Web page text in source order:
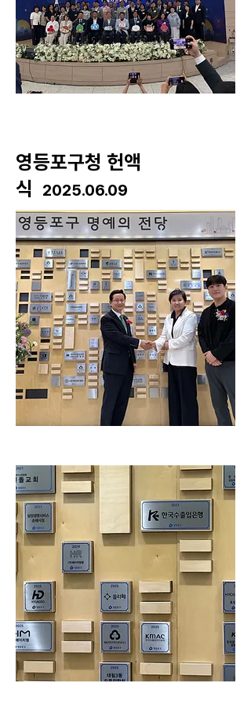
​영등포구청 헌액
식
2025.06.09